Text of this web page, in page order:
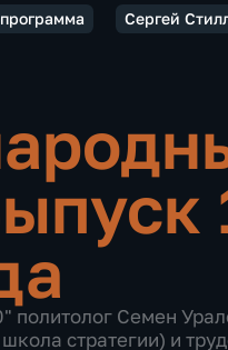
Сергей
Семен
стратегии) и